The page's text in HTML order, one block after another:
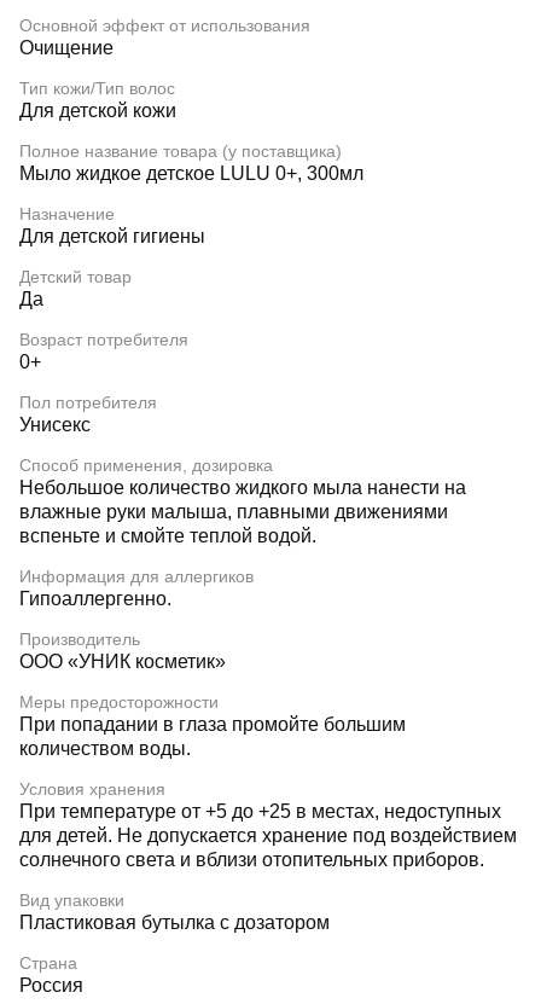
Основной эффект от использования
Очищение
Тип кожи/Тип волос
Для детской кожи
Полное название товара (у поставщика)
Мыло жидкое детское LULU 0+, 300мл
Назначение
Для детской гигиены
Детский товар
Да
Возраст потребителя
0+
Пол потребителя
Унисекс
Способ применения, дозировка
Небольшое количество жидкого мыла нанести на
влажные руки малыша, плавными движениями
вспеньте и смойте теплой водой.
Информация для аллергиков
Гипоаллергенно.
Производитель
ООО «УНИК косметик»
Меры предосторожности
При попадании в глаза промойте большим
количеством воды.
Условия хранения
При температуре от +5 до +25 в местах, недоступных
для детей. Не допускается хранение под воздействием
солнечного света и вблизи отопительных приборов.
Вид упаковки
Пластиковая бутылка с дозатором
Страна
Россия